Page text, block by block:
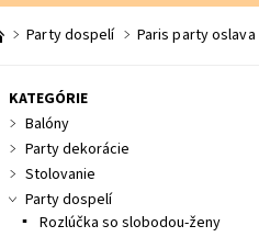
PARTY PODĽA FARBY
Party dospelí Paris party oslava
KATEGÓRIE
Balóny
Party dekorácie
Stolovanie
Party dospelí
Rozlúčka so slobodou-ženy